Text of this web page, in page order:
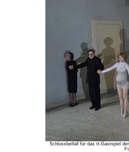
Schlussbeifall für das tt-Gastspiel